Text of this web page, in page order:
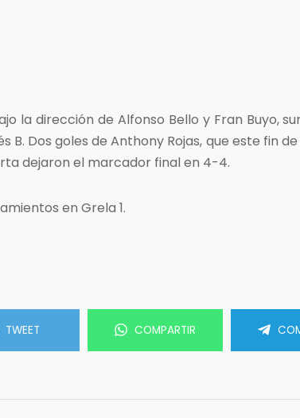
la dirección de Alfonso Bello y Fran Buyo,
B. Dos goles de Anthony Rojas, que este fin
dejaron el marcador final en 4-4.
en Grela 1.
TWEET COMPARTIR